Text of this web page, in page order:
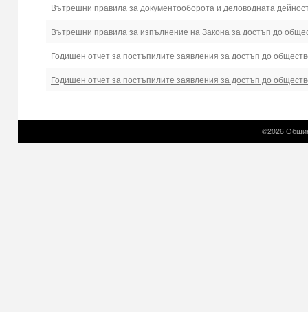
Вътрешни правила за документооборота и деловодната
Вътрешни правила за изпълнение на Закона за достъп до
Годишен отчет за постъпилите заявления за достъп до
Годишен отчет за постъпилите заявления за достъп до
©2026